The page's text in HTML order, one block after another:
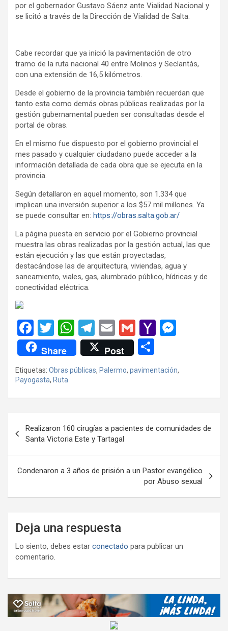
por el gobernador Gustavo Sáenz ante Vialidad Nacional y
se licitó a través de la Dirección de Vialidad de Salta.
Cabe recordar que ya inició la pavimentación de otro
tramo de la ruta nacional 40 entre Molinos y Seclantás,
con una extensión de 16,5 kilómetros.
Desde el gobierno de la provincia también recuerdan que
tanto esta como demás obras públicas realizadas por la
gestión gubernamental pueden ser consultadas desde el
portal de obras.
En el mismo fue dispuesto por el gobierno provincial el
mes pasado y cualquier ciudadano puede acceder a la
información detallada de cada obra que se ejecuta en la
provincia.
Según detallaron en aquel momento, son 1.334 que
implican una inversión superior a los $57 mil millones. Ya
se puede consultar en: https://obras.salta.gob.ar/
La página puesta en servicio por el Gobierno provincial
muestra las obras realizadas por la gestión actual, las que
están ejecución y las que están proyectadas,
destacándose las de arquitectura, viviendas, agua y
saneamiento, viales, gas, alumbrado público, hídricas y de
conectividad eléctrica.
F
a
ce
b
o
k
T
wi
tt
er
W
h
at
s
A
p
T
el
e
gr
a
E
m
ail
G
m
ail
Y
o
o
ail
n
g
Share Post
o
m
p
tir
Etiquetas: Obras públicas, Palermo, pavimentación,
Payogasta, Ruta
de
entradas
Realizaron 160 cirugías a pacientes de comunidades de
Santa Victoria Este y Tartagal
Condenaron a 3 años de prisión a un Pastor evangélico
por Abuso sexual
Deja una respuesta
Lo siento, debes estar conectado para publicar un
comentario.